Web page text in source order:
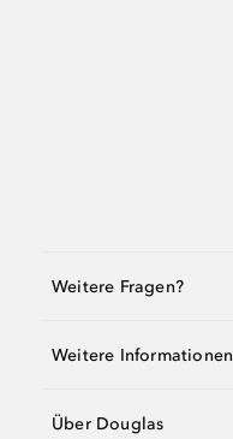
Weitere Fragen?
Weitere Informationen
Über Douglas